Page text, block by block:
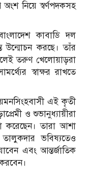
অংশ নিয়ে স্বর্ণপদকসহ
কাবাডি দল
উন্মোচন করছে। তাঁর
তরুণ খেলোয়াড়রা
স্বাক্ষর রাখতে
এই কৃতী
ও শুভানুধ্যায়ীরা
করেছেন। তারা আশা
ভবিষ্যতেও
এবং আন্তর্জাতিক